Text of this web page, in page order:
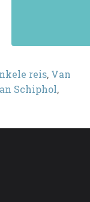
reis, Van
Schiphol,